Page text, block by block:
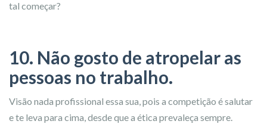
tal começar?
10. Não gosto de atropelar as
pessoas no trabalho.
Visão nada profissional essa sua, pois a competição é salutar
e te leva para cima, desde que a ética prevaleça sempre.